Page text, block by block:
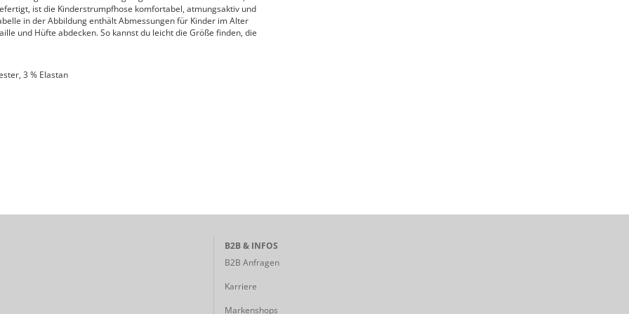
ist die Kinderstrumpfhose komfortabel, atmungsaktiv und
in der Abbildung enthält Abmessungen für Kinder im Alter
und Hüfte abdecken. So kannst du leicht die Größe finden, die
3 % Elastan
B2B & INFOS
B2B Anfragen
Karriere
Markenshops